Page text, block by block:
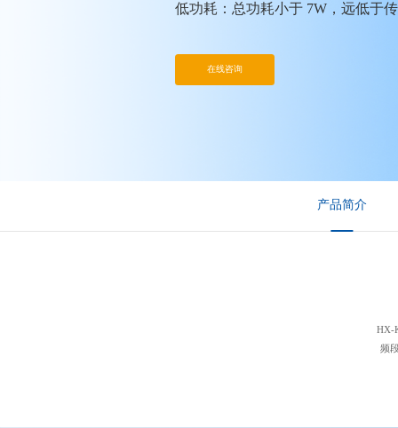
低功耗：总功耗小于 7W，远低于
在线咨询
产品简介
HX-
频